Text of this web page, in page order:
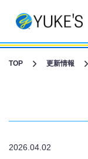
更新情報
TOP 更新情報
2026.04.02